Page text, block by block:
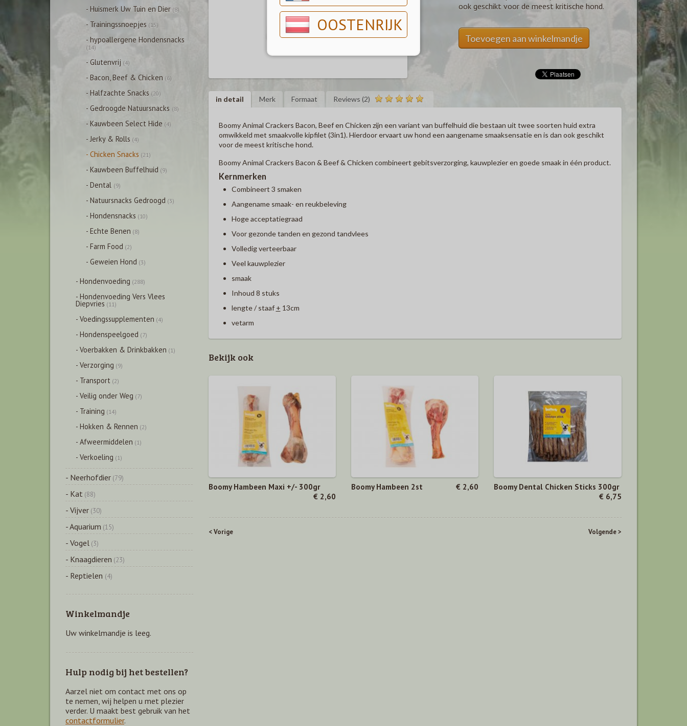
OOSTENRIJK
ook geschikt voor de meest kritische hond.
Toevoegen aan winkelmandje
in detail Merk Formaat Reviews (2)
Boomy Animal Crackers Bacon, Beef en Chicken zijn een variant van buffelhuid die bestaan uit twee soorten huid extra
omwikkeld met smaakvolle kipfilet (3in1). Hierdoor ervaart uw hond een aangename smaaksensatie en is dan ook geschikt
voor de meest kritische hond.
Boomy Animal Crackers Bacon & Beef & Chicken combineert gebitsverzorging, kauwplezier en goede smaak in één product.
Kernmerken
Combineert 3 smaken
Aangename smaak- en reukbeleving
Hoge acceptatiegraad
Voor gezonde tanden en gezond tandvlees
Volledig verteerbaar
Veel kauwplezier
smaak
Inhoud 8 stuks
lengte / staaf + 13cm
vetarm
Bekijk ook
Boomy Hambeen Maxi +/- 300gr
€ 2,60
Boomy Hambeen 2st € 2,60
Boomy Dental Chicken Sticks 300gr
€ 6,75
< Vorige Volgende >
- Huismerk Uw Tuin en Dier (8)
- Trainingssnoepjes (15)
- hypoallergene Hondensnacks
(14)
- Glutenvrij (4)
- Bacon, Beef & Chicken (6)
- Halfzachte Snacks (20)
- Gedroogde Natuursnacks (8)
- Kauwbeen Select Hide (4)
- Jerky & Rolls (4)
- Chicken Snacks (21)
- Kauwbeen Buffelhuid (9)
- Dental (9)
- Natuursnacks Gedroogd (3)
- Hondensnacks (10)
- Echte Benen (8)
- Farm Food (2)
- Geweien Hond (3)
- Hondenvoeding (288)
- Hondenvoeding Vers Vlees
Diepvries (11)
- Voedingssupplementen (4)
- Hondenspeelgoed (7)
- Voerbakken & Drinkbakken (1)
- Verzorging (9)
- Transport (2)
- Veilig onder Weg (7)
- Training (14)
- Hokken & Rennen (2)
- Afweermiddelen (1)
- Verkoeling (1)
- Neerhofdier (79)
- Kat (88)
- Vijver (30)
- Aquarium (15)
- Vogel (3)
- Knaagdieren (23)
- Reptielen (4)
Winkelmandje
Uw winkelmandje is leeg.
Hulp nodig bij het bestellen?
Aarzel niet om contact met ons op
te nemen, wij helpen u met plezier
verder. U maakt best gebruik van het
contactformulier.